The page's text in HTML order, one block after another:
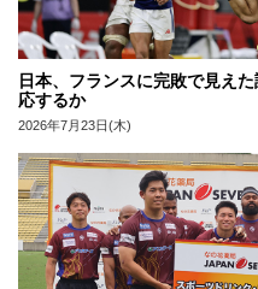
日本、フランスに完敗で見え
応するか
2026年7月23日(木)